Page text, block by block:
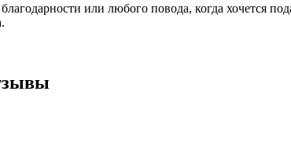
или любого повода, когда хочется